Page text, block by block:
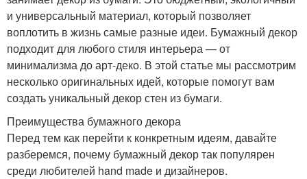
и универсальный материал, который позволяет
воплотить в жизнь самые разные идеи. Бумажный декор
подходит для любого стиля интерьера — от
минимализма до арт-деко. В этой статье мы рассмотрим
несколько оригинальных идей, которые помогут вам
создать уникальный декор стен из бумаги.
Преимущества бумажного декора
Перед тем как перейти к конкретным идеям, давайте
разберемся, почему бумажный декор так популярен
среди любителей hand made и дизайнеров.